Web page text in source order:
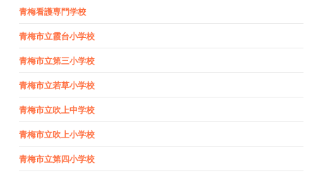
青梅看護専門学校
青梅市立霞台小学校
青梅市立第三小学校
青梅市立若草小学校
青梅市立吹上中学校
青梅市立吹上小学校
青梅市立第四小学校